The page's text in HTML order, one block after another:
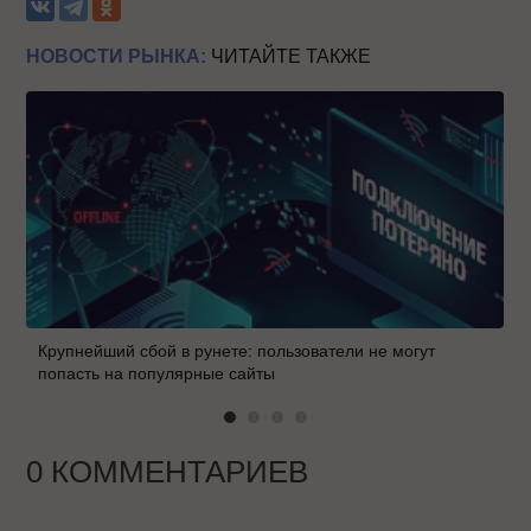
НОВОСТИ РЫНКА: ЧИТАЙТЕ ТАКЖЕ
Крупнейший сбой в рунете: пользователи не могут
попасть на популярные сайты
0 КОММЕНТАРИЕВ